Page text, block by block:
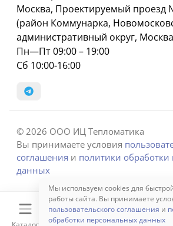
Москва, Проектируемый проезд
(район Коммунарка,
административный округ,
Пн—Пт 09:00 – 19:00
Сб 10:00-16:00
© 2026 ООО ИЦ Тепломатика
Вы принимаете условия
соглашения и политики
данных
Мы используем cookies для
работы сайта. Вы принимаете
пользовательского соглашения и
обработки персональных данных